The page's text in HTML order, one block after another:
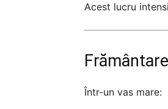
Acest lucru
Într-un vas mare: